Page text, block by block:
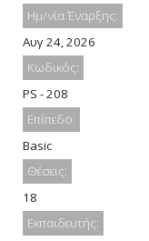
Ημ/νία Έναρξης:
Αυγ 24, 2026
Κωδικός:
PS - 208
Επίπεδο:
Basic
Θέσεις:
18
Εκπαιδευτής: